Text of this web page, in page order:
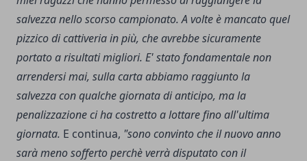
salvezza nello scorso campionato. A volte è mancato quel
pizzico di cattiveria in più, che avrebbe sicuramente
portato a risultati migliori. E' stato fondamentale non
arrendersi mai, sulla carta abbiamo raggiunto la
salvezza con qualche giornata di anticipo, ma la
penalizzazione ci ha costretto a lottare fino all'ultima
giornata. E continua, "sono convinto che il nuovo anno
sarà meno sofferto perchè verrà disputato con il